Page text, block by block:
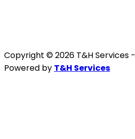
Copyright © 2026 T&H Services -
Powered by T&H Services